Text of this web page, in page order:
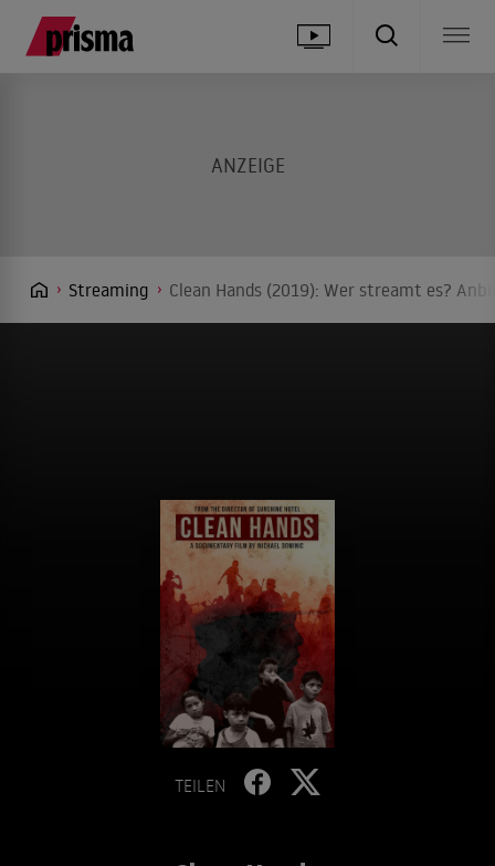
Streaming Clean Hands (2019): Wer streamt es?
TEILEN